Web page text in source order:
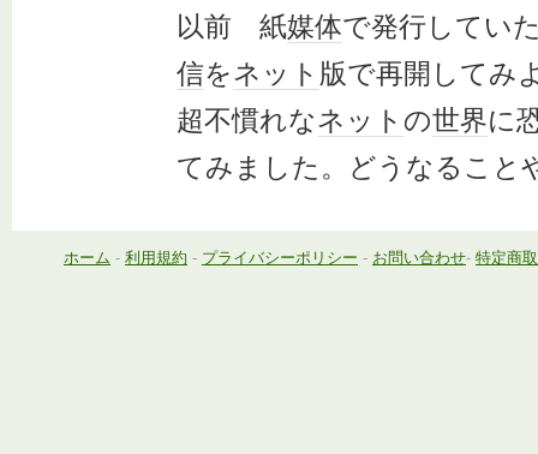
以前 紙媒体で発行してい
信をネット 版で再開してみ
超不慣れなネット の世界に
てみました。どうなること
ホーム - 利用規約 - プライバシーポリシー - お問い合わせ- 特定商